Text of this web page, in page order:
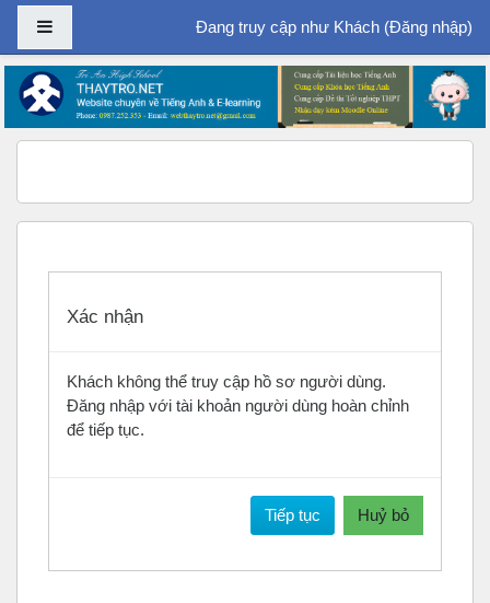
Chuyển tới nội dung chính
Bảng điều khiển cạnhĐang truy cập như Khách (Đăng nhập)
Xác nhận
Khách không thể truy cập hồ sơ người dùng.
Đăng nhập với tài khoản người dùng hoàn chỉnh
để tiếp tục.
Tiếp tục Huỷ bỏ